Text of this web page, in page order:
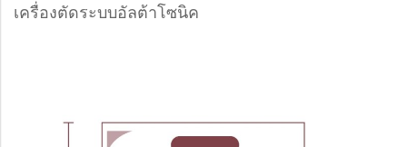
เครื่องตัดระบบอัลต้าโซนิค